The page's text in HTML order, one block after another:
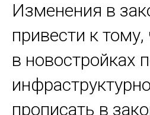
Изменения в
привести к
в новостройках
прописать в